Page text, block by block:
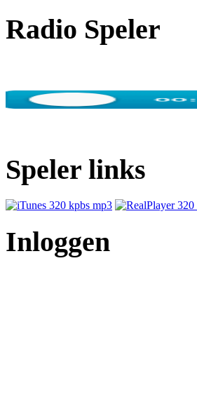
Radio Speler
Speler links
Inloggen